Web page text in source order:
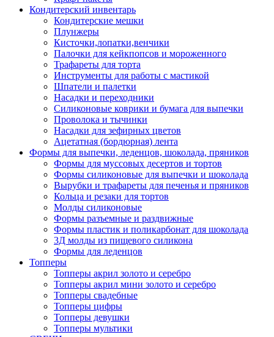
Кондитерский инвентарь
Кондитерские мешки
Плунжеры
Кисточки,лопатки,венчики
Палочки для кейкпопсов и мороженного
Трафареты для торта
Инструменты для работы с мастикой
Шпатели и палетки
Насадки и переходники
Силиконовые коврики и бумага для выпечки
Проволока и тычинки
Насадки для зефирных цветов
Ацетатная (бордюрная) лента
Формы для выпечки, леденцов, шоколада, пряников
Формы для муссовых десертов и тортов
Формы силиконовые для выпечки и шоколада
Вырубки и трафареты для печенья и пряников
Кольца и резаки для тортов
Молды силиконовые
Формы разъемные и раздвижные
Формы пластик и поликарбонат для шоколада
3Д молды из пищевого силикона
Формы для леденцов
Топперы
Топперы акрил золото и серебро
Топперы акрил мини золото и серебро
Топперы свадебные
Топперы цифры
Топперы девушки
Топперы мультики